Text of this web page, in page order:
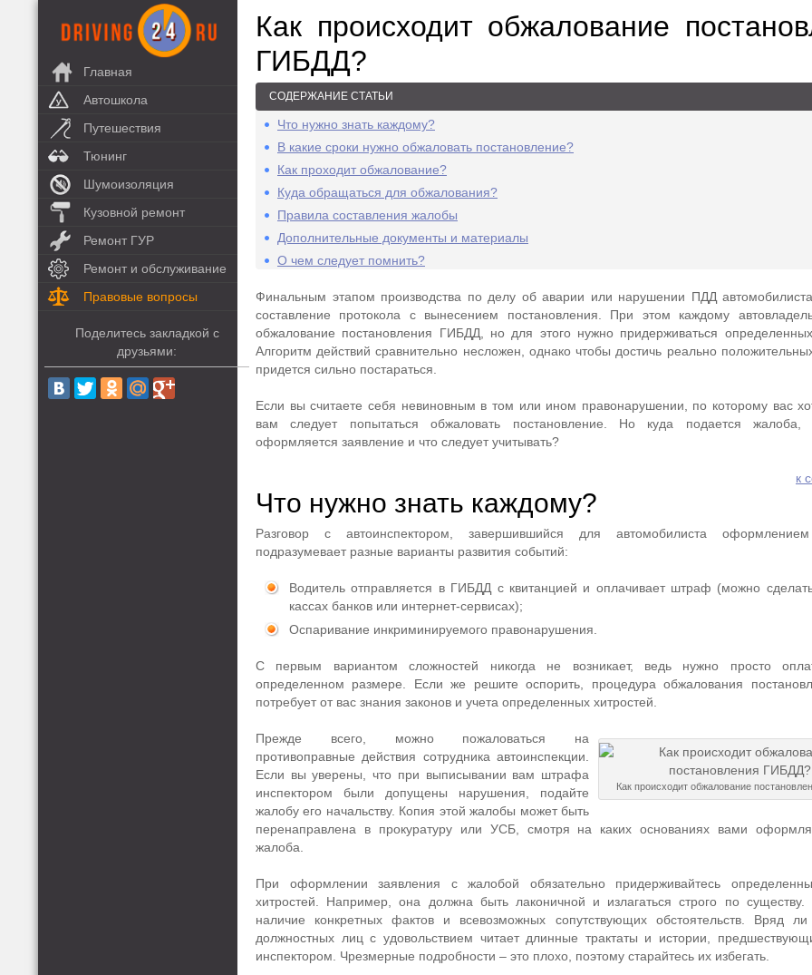
Главная
Автошкола
Путешествия
Тюнинг
Шумоизоляция
Кузовной ремонт
Ремонт ГУР
Ремонт и обслуживание
Правовые вопросы
Поделитесь закладкой с
друзьями:
Как происходит обжалование
ГИБДД?
СОДЕРЖАНИЕ СТАТЬИ
Что нужно знать каждому?
В какие сроки нужно обжаловать постановление?
Как проходит обжалование?
Куда обращаться для обжалования?
Правила составления жалобы
Дополнительные документы и материалы
О чем следует помнить?
Финальным этапом производства по делу об аварии или нарушении ПДД
составление протокола с вынесением постановления. При этом каждому
обжалование постановления ГИБДД, но для этого нужно придерживаться
Алгоритм действий сравнительно несложен, однако чтобы достичь реально
придется сильно постараться.
Если вы считаете себя невиновным в том или ином правонарушении, по которому вас
вам следует попытаться обжаловать постановление. Но куда подается
оформляется заявление и что следует учитывать?
к
Что нужно знать каждому?
Разговор с автоинспектором, завершившийся для автомобилиста
подразумевает разные варианты развития событий:
Водитель отправляется в ГИБДД с квитанцией и оплачивает штраф (можно
кассах банков или интернет-сервисах);
Оспаривание инкриминируемого правонарушения.
С первым вариантом сложностей никогда не возникает, ведь нужно просто
определенном размере. Если же решите оспорить, процедура обжалования
потребует от вас знания законов и учета определенных хитростей.
Как происходит обжалование
Прежде всего, можно пожаловаться на
противоправные действия сотрудника автоинспекции.
Если вы уверены, что при выписывании вам штрафа
инспектором были допущены нарушения, подайте
жалобу его начальству. Копия этой жалобы может быть
перенаправлена в прокуратуру или УСБ, смотря на каких основаниях вами
жалоба.
При оформлении заявления с жалобой обязательно придерживайтесь
хитростей. Например, она должна быть лаконичной и излагаться строго по существу.
наличие конкретных фактов и всевозможных сопутствующих обстоятельств. Вряд
должностных лиц с удовольствием читает длинные трактаты и истории,
инспектором. Чрезмерные подробности – это плохо, поэтому старайтесь их избегать.